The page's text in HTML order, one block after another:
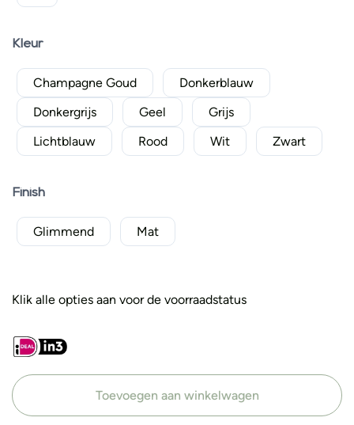
Kleur
Champagne Goud
Donkerblauw
Donkergrijs
Geel
Grijs
Lichtblauw
Rood Wit Zwart
Finish
Glimmend Mat
Klik alle opties aan voor de voorraadstatus
Toevoegen aan winkelwagen